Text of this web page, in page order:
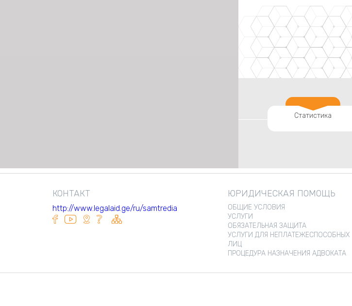
Статистика
КОНТАКТ
http://www.legalaid.ge/ru/samtredia
ЮРИДИЧЕСКАЯ ПОМОЩЬ
ОБЩИЕ УСЛОВИЯ
УСЛУГИ
ОБЯЗАТЕЛЬНАЯ ЗАЩИТА
УСЛУГИ ДЛЯ НЕПЛАТЕЖЕСПОСОБНЫХ
ЛИЦ
ПРОЦЕДУРА НАЗНАЧЕНИЯ АДВОКАТА